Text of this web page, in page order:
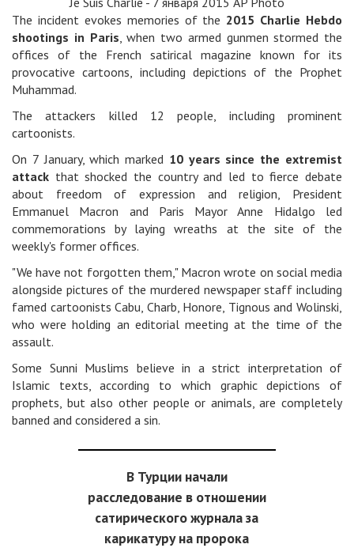
The incident evokes memories of the 2015 Charlie Hebdo
shootings in Paris , when two armed gunmen stormed the
offices of the French satirical magazine known for its
provocative cartoons, including depictions of the Prophet
Muhammad.
The attackers killed 12 people, including prominent
cartoonists.
On 7 January, which marked 10 years since the extremist
attack that shocked the country and led to fierce debate
about freedom of expression and religion, President
Emmanuel Macron and Paris Mayor Anne Hidalgo led
commemorations by laying wreaths at the site of the
weekly's former offices.
"We have not forgotten them," Macron wrote on social media
alongside pictures of the murdered newspaper staff including
famed cartoonists Cabu, Charb, Honore, Tignous and Wolinski,
who were holding an editorial meeting at the time of the
assault.
Some Sunni Muslims believe in a strict interpretation of
Islamic texts, according to which graphic depictions of
prophets, but also other people or animals, are completely
banned and considered a sin.
В Турции начали
расследование в отношении
сатирического журнала за
карикатуру на пророка